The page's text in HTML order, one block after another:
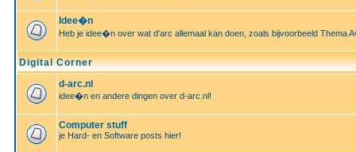
Idee�n
Heb je idee�n over wat d'arc allemaal kan doen, zoals bijvoorbeeld Thema
Digital Corner
d-arc.nl
idee�n en andere dingen over d-arc.nl!
Computer stuff
je Hard- en Software posts hier!